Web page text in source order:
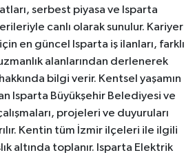
serbest piyasa ve Isparta
canlı olarak sunulur. Kariyer
en güncel Isparta iş ilanları, farklı
alanlarından derlenerek
bilgi verir. Kentsel yaşamın
Isparta Büyükşehir Belediyesi ve
projeleri ve duyuruları
Kentin tüm İzmir ilçeleri ile ilgili
altında toplanır. Isparta Elektrik